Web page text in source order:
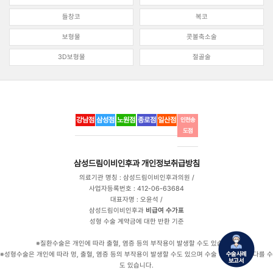
들창코 복코
보형물 콧볼축소술
3D보형물 절골술
강남점 삼성점 노원점 종로점 일산점
인천송
도점
삼성드림이비인후과 개인정보취급방침
의료기관 명칭 : 삼성드림이비인후과의원 /
사업자등록번호 : 412-06-63684
대표자명 : 오윤석 /
삼성드림이비인후과 비급여 수가표
성형 수술 계약금에 대한 반환 기준
※질환수술은 개인에 따라 출혈, 염증 등의 부작용이 발생할 수도 있습니다.
※성형수술은 개인에 따라 멍, 출혈, 염증 등의 부작용이 발생할 수도 있으며 수술 후 만족도는 다를 수
도 있습니다.